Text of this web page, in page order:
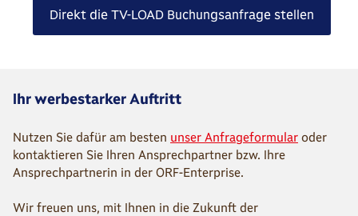
Direkt die TV-LOAD Buchungsanfrage stellen
Ihr werbestarker Auftritt
Nutzen Sie dafür am besten unser Anfrageformular oder
kontaktieren Sie Ihren Ansprechpartner bzw. Ihre
Ansprechpartnerin in der ORF-Enterprise.
Wir freuen uns, mit Ihnen in die Zukunft der